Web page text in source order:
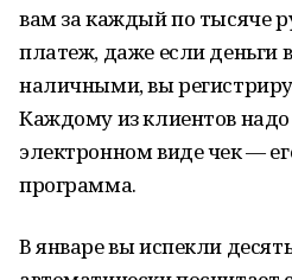
вам за каждый по тысяче
платеж, даже если деньги
наличными, вы
Каждому из клиентов надо
электронном виде чек —
программа.
В январе вы испекли